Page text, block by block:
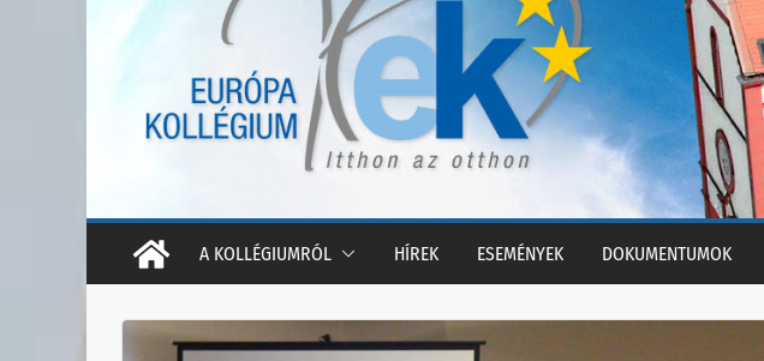
A KOLLÉGIUMRÓL HÍREK ESEMÉNYEK DOKUMENTUMOK